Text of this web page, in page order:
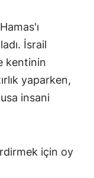
İsrail
kentinin
yaparken,
insani
için oy